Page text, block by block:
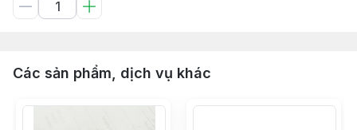
Các sản phẩm, dịch vụ khác